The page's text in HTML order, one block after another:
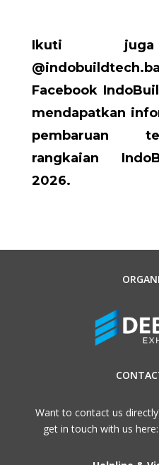
Ikuti juga
Facebook
mendapatkan
pembaruan
rangkaian
2026.
Want to contact us
get in touch with us